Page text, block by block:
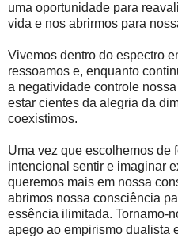
uma oportunidade para
vida e nos abrirmos para
Vivemos dentro do espectro
ressoamos e, enquanto
a negatividade controle
estar cientes da alegria da
coexistimos.
Uma vez que escolhemos de
intencional sentir e imaginar
queremos mais em nossa
abrimos nossa consciência
essência ilimitada. Tornamo-
apego ao empirismo dualista